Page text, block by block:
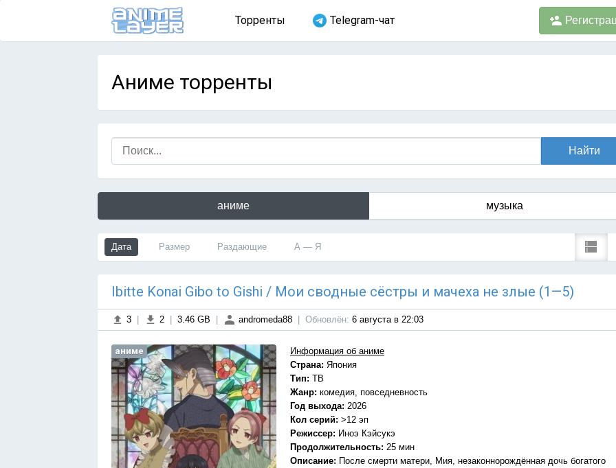
Торренты Telegram-чат
Аниме торренты
аниме музыка
Дата Размер Раздающие А — Я
Ibitte Konai Gibo to Gishi / Мои сводные сёстры и мачеха не злые (1—5)
3 2 3.46 GB andromeda88 Обновлён: 6 августа в 22:03
аниме
Информация об аниме
Страна: Япония
Тип: ТВ
Жанр: комедия, повседневность
Год выхода: 2026
Кол серий: >12 эп
Режиссер: Иноэ Кэйсукэ
Продолжительность: 25 мин
Описание: После смерти матери, Мия, незаконнорождённая дочь богатого